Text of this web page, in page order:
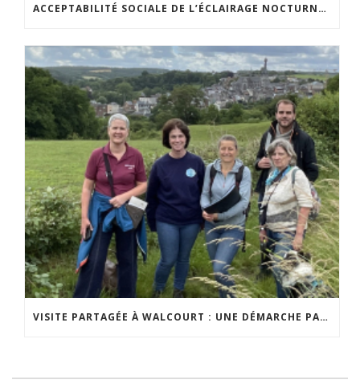
ACCEPTABILITÉ SOCIALE DE L’ÉCLAIRAGE NOCTURNE : LE REPLAY EST DISPONIBLE
VISITE PARTAGÉE À WALCOURT : UNE DÉMARCHE PARTICIPATIVE ANIMÉE PAR ESPACE ENVIRONNEMENT